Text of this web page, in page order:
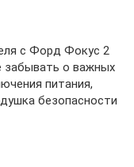
с Форд Фокус 2
забывать о важных
питания,
безопасности